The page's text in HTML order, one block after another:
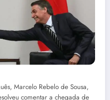
Marcelo Rebelo de Sousa,
comentar a chegada de